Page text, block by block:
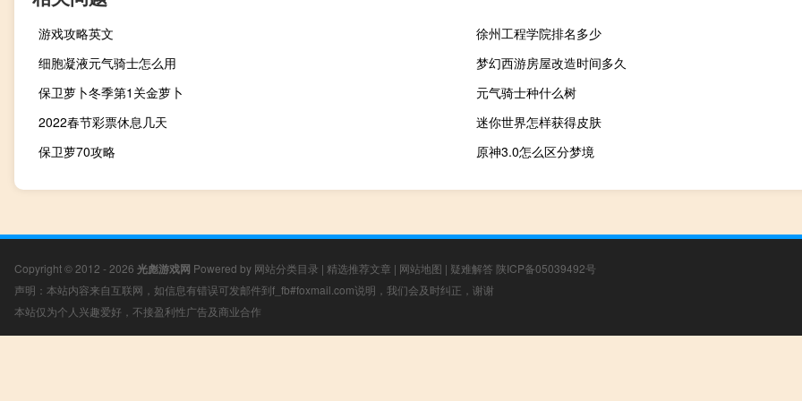
游戏攻略英文
徐州工程学院排名多少
细胞凝液元气骑士怎么用
梦幻西游房屋改造时间多久
保卫萝卜冬季第1关金萝卜
元气骑士种什么树
2022春节彩票休息几天
迷你世界怎样获得皮肤
保卫萝70攻略
原神3.0怎么区分梦境
Copyright © 2012 - 2026 光彪游戏网 Powered by 网站分类目录 | 精选推荐文章 | 网站地图 | 疑难解答 陕ICP备05039492号
声明：本站内容来自互联网，如信息有错误可发邮件到f_fb#foxmail.com说明，我们会及时纠正，谢谢
本站仅为个人兴趣爱好，不接盈利性广告及商业合作